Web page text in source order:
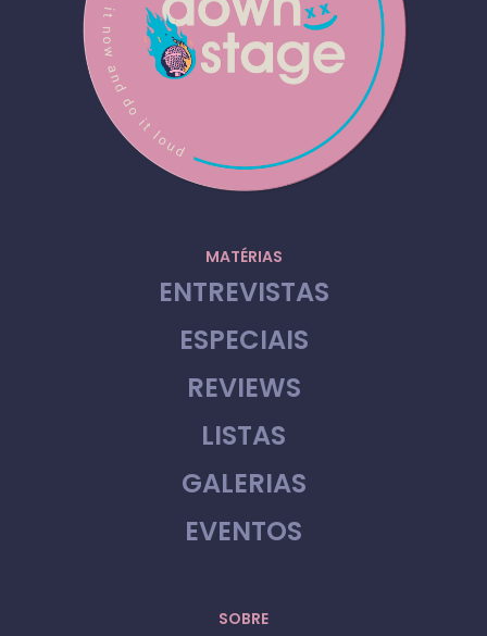
MATÉRIAS
ENTREVISTAS
ESPECIAIS
REVIEWS
LISTAS
GALERIAS
EVENTOS
SOBRE